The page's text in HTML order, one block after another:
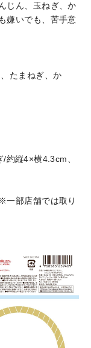
じん、玉ねぎ、か
嫌いでも、苦手意
たまねぎ、か
約縦4×横4.3cm、
一部店舗では取り